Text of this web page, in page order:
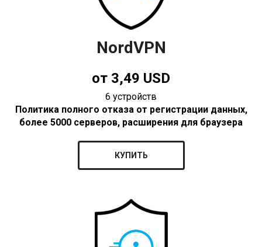
NordVPN
от 3,49 USD
6 устройств
Политика полного отказа от регистрации данных,
более 5000 серверов, расширения для браузера
КУПИТЬ